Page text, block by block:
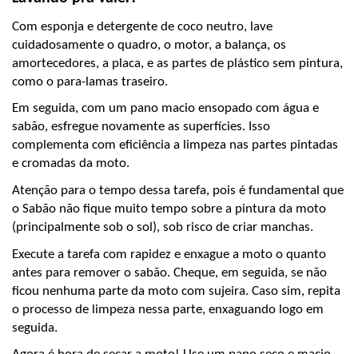
Com esponja e detergente de coco neutro, lave
cuidadosamente o quadro, o motor, a balança, os
amortecedores, a placa, e as partes de plástico sem pintura,
como o para-lamas traseiro.
Em seguida, com um pano macio ensopado com água e
sabão, esfregue novamente as superfícies. Isso
complementa com eficiência a limpeza nas partes pintadas
e cromadas da moto.
Atenção para o tempo dessa tarefa, pois é fundamental que
o Sabão não fique muito tempo sobre a pintura da moto
(principalmente sob o sol), sob risco de criar manchas.
Execute a tarefa com rapidez e enxague a moto o quanto
antes para remover o sabão. Cheque, em seguida, se não
ficou nenhuma parte da moto com sujeira. Caso sim, repita
o processo de limpeza nessa parte, enxaguando logo em
seguida.